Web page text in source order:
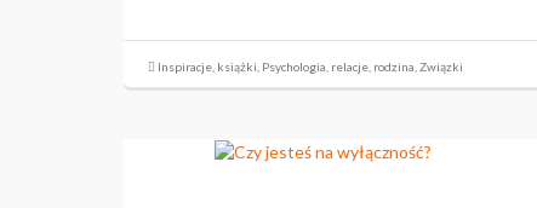
Inspiracje książki Psychologia relacje rodzina Związki